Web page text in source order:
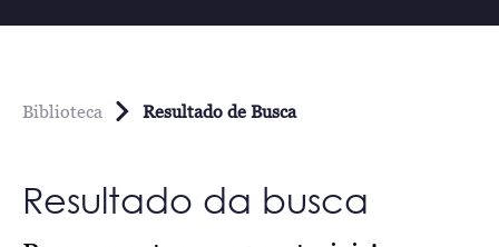
Biblioteca Resultado de Busca
Resultado da busca